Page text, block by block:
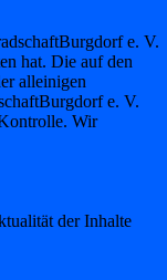
e. V.
hat. Die auf den
alleinigen
e. V.
Wir
der Inhalte